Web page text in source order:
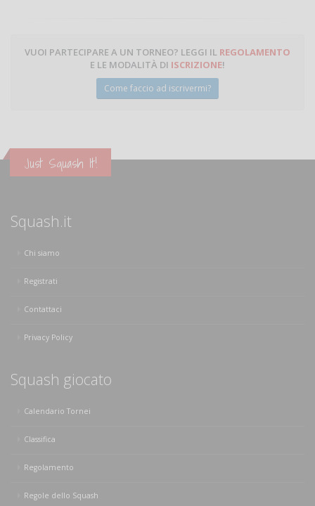
VUOI PARTECIPARE A UN TORNEO? LEGGI IL REGOLAMENTO
E LE MODALITÀ DI ISCRIZIONE!
Come faccio ad iscrivermi?
Just Squash It!
Squash.it
Chi siamo
Registrati
Contattaci
Privacy Policy
Squash giocato
Calendario Tornei
Classifica
Regolamento
Regole dello Squash